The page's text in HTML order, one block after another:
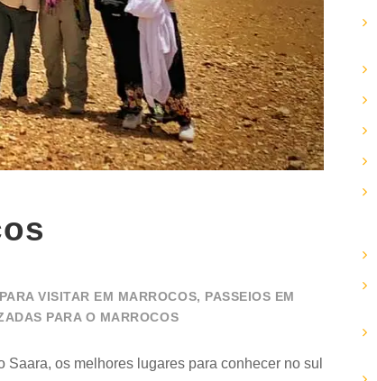
VISITAR EM MARROCOS, PASSEIOS EM
PARA O MARROCOS
os melhores lugares para conhecer no sul